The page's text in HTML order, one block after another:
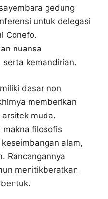
gedung
untuk delegasi
Conefo.
nuansa
serta kemandirian.
dasar non
memberikan
muda.
makna filosofis
alam,
Rancangannya
menitikberatkan